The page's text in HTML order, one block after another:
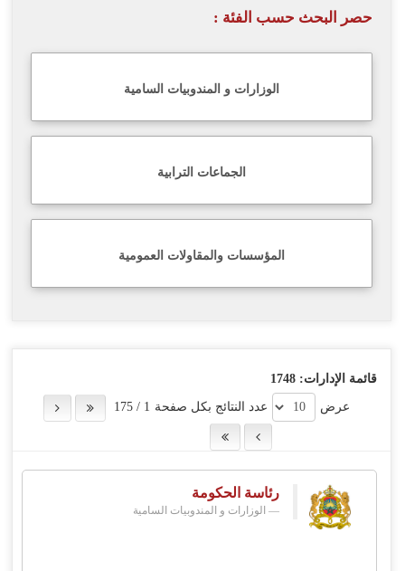
اللغة
Français
حصر البحث حسب الفئة :
الوزارات و المندوبيات السامية
الجماعات الترابية
المؤسسات والمقاولات العمومية
قائمة الإدارات: 1748
عرض
عدد النتائج بكل صفحة 1
/
175
رئاسة الحكومة
الوزارات و المندوبيات السامية